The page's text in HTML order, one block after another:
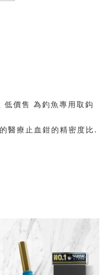
價售 為釣魚專用取鈎
醫療止血鉗的精密度比.